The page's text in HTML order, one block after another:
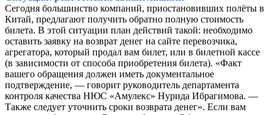
Сегодня большинство компаний, приостановивших полёты в
Китай, предлагают получить обратно полную стоимость
билета. В этой ситуации план действий такой: необходимо
оставить заявку на возврат денег на сайте перевозчика,
агрегатора, который продал вам билет, или в билетной кассе
(в зависимости от способа приобретения билета). «Факт
вашего обращения должен иметь документальное
подтверждение, — говорит руководитель департамента
контроля качества НЮС «Амулекс» Нурида Ибрагимова. —
Также следует уточнить сроки возврата денег». Если вам